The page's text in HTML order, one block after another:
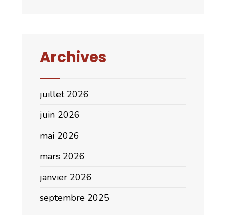
Archives
juillet 2026
juin 2026
mai 2026
mars 2026
janvier 2026
septembre 2025